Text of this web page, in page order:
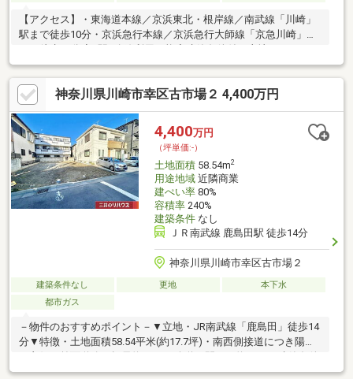
【アクセス】・東海道本線／京浜東北・根岸線／南武線「川崎」
駅まで徒歩10分・京浜急行本線／京浜急行大師線「京急川崎」駅
せん。 お好みのハウスメーカーで建築可能です。◆商業地区に
立地、建ぺい率：80％、容積率：240％◆大型商業施設「ラゾー
ナ川崎プラザ」まで徒歩6分。 その他、コンビニ・スーパー・小
学校・中学校が徒歩5分圏内の生活便利施設が利用しやすい立地で
す。
神奈川県川崎市幸区古市場２ 4,400万円
4,400万円
（坪単価:-）
土地面積58.54m2
用途地域近隣商業
建ぺい率80%
容積率240%
建築条件なし
ＪＲ南武線 鹿島田駅 徒歩14分
神奈川県川崎市幸区古市場２
建築条件なし 更地
本下水
都市ガス
－物件のおすすめポイント－▼立地・JR南武線「鹿島田」徒歩14
分▼特徴・土地面積58.54平米(約17.7坪)・南西側接道につき陽当
付宅地販売ではありません・都市ガス、本下水対応エリア・現況